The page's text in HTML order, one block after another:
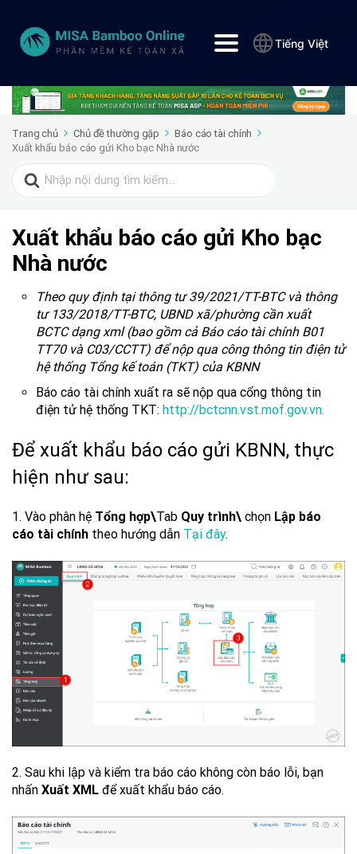
Tiếng Việt
Trang chủ Chủ đề thường gặp
Báo cáo tài chính
Xuất khẩu báo cáo gửi Kho bạc Nhà nước
Search
for:
Xuất khẩu báo cáo gửi Kho bạc
Nhà nước
Theo quy định tại thông tư 39/2021/TT-BTC và thông
tư 133/2018/TT-BTC, UBND xã/phường cần xuất
BCTC dạng xml (bao gồm cả Báo cáo tài chính B01
TT70 và C03/CCTT) để nộp qua công thông tin điện tử
hệ thống Tổng kế toán (TKT) của KBNN
Báo cáo tài chính xuất ra sẽ nộp qua cổng thông tin
điện tử hệ thống TKT: http://bctcnn.vst.mof.gov.vn.
Để xuất khẩu báo cáo gửi KBNN, thực
hiện như sau:
1. Vào phân hệ Tổng hợp\Tab Quy trình\ chọn Lập báo
cáo tài chính theo hướng dẫn Tại đây.
2. Sau khi lập và kiểm tra báo cáo không còn báo lỗi, bạn
nhấn Xuất XML để xuất khẩu báo cáo.